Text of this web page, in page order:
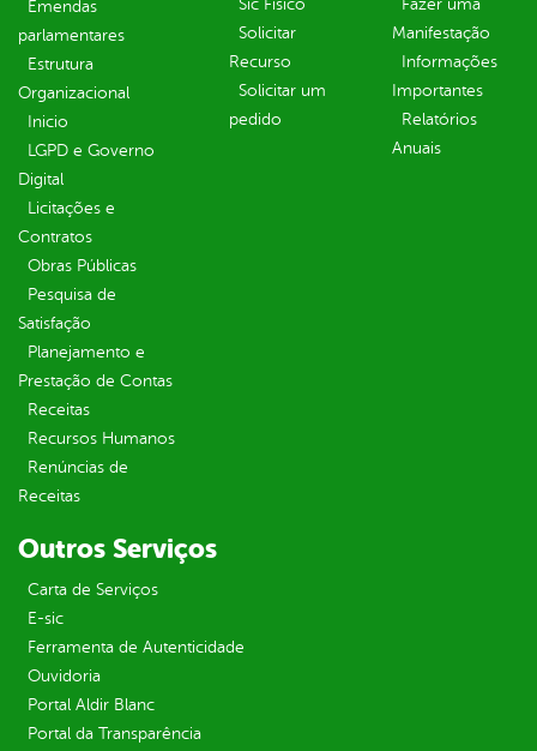
Emendas
parlamentares
Estrutura
Organizacional
Inicio
LGPD e Governo
Digital
Licitações e
Contratos
Obras Públicas
Pesquisa de
Satisfação
Planejamento e
Prestação de Contas
Receitas
Recursos Humanos
Renúncias de
Receitas
Sic Físico
Solicitar
Recurso
Solicitar um
pedido
Fazer uma
Manifestação
Informações
Importantes
Relatórios
Anuais
Outros Serviços
Carta de Serviços
E-sic
Ferramenta de Autenticidade
Ouvidoria
Portal Aldir Blanc
Portal da Transparência